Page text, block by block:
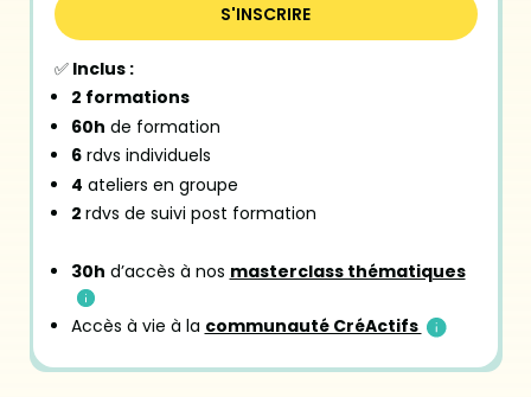
S'INSCRIRE
✅Inclus :
2 formations
60h de formation
6rdvs individuels
4 ateliers en groupe
2 rdvs de suivi post formation
30h d’accès à nos masterclass thématiques
Accès à vie à la communauté CréActifs